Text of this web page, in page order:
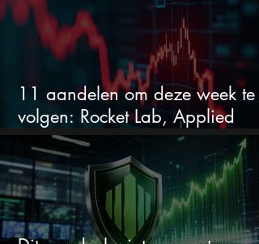
11 aandelen om deze week te
volgen: Rocket Lab, Applied
Materials en de zwaarste AI-test